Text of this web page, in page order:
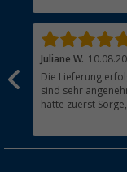
Juliane W.
Die Lieferung
sind sehr
hatte zuerst
rascheln